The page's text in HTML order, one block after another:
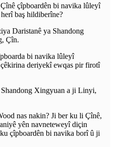
çîpboardên bi navika lûleyî
baş hildiberîne?
Daristanê ya Shandong
Çîn.
bi navika lûleyî
deriyekî ewqas pir firotî
Xingyuan a ji Linyi,
nas nakin? Ji ber ku li Çînê,
yên navneteweyî diçin
çîpboardên bi navika borî û ji